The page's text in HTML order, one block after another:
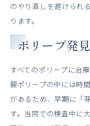
のやり直しを避けられ
ります。
ポリープ発
すべてのポリープに治
腸ポリープの中には時
があるため、早期に「
す。当院での検査中に